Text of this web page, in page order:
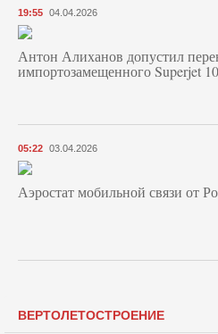
19:55 04.04.2026
Антон Алиханов допустил
импортозамещенного Superjet
05:22 03.04.2026
Аэростат мобильной связи от
ВЕРТОЛЕТОСТРОЕНИЕ